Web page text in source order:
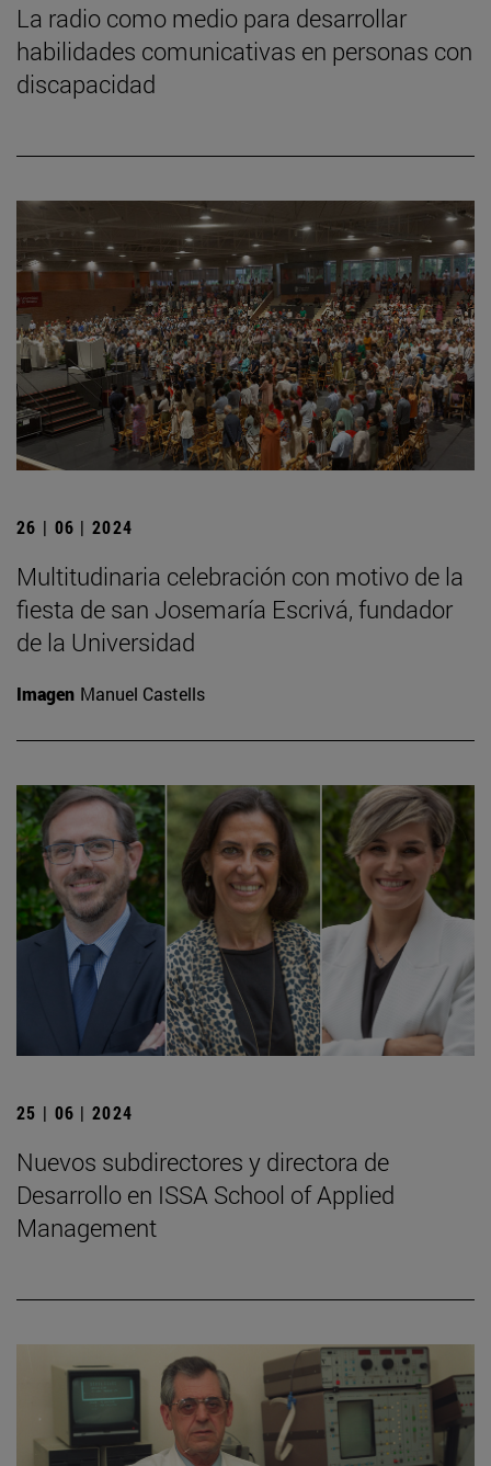
La radio como medio para desarrollar
habilidades comunicativas en personas con
discapacidad
26 | 06 | 2024
Multitudinaria celebración con motivo de la
fiesta de san Josemaría Escrivá, fundador
de la Universidad
Imagen Manuel Castells
25 | 06 | 2024
Nuevos subdirectores y directora de
Desarrollo en ISSA School of Applied
Management